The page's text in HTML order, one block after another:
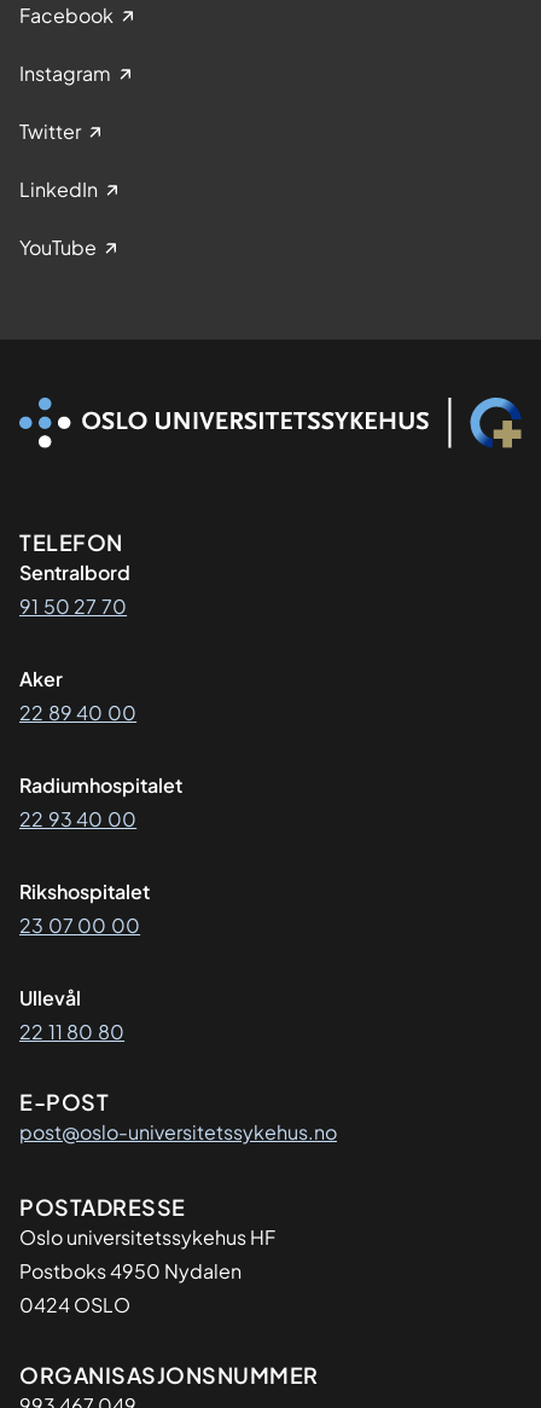
Facebook
Instagram
Twitter
LinkedIn
YouTube
Kontaktinformasjon
TELEFON
Sentralbord
91 50 27 70
Aker
22 89 40 00
Radiumhospitalet
22 93 40 00
Rikshospitalet
23 07 00 00
Ullevål
22 11 80 80
E-POST
post@oslo-universitetssykehus.no
Adresse
POSTADRESSE
Oslo universitetssykehus HF
Postboks 4950 Nydalen
0424 OSLO
Organisasjon
ORGANISASJONSNUMMER